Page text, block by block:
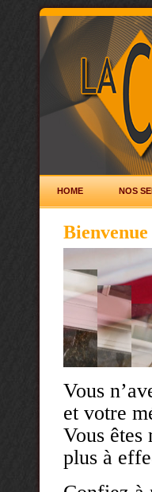
HOME NOS
Vous
et votre
Vous êtes
plus à